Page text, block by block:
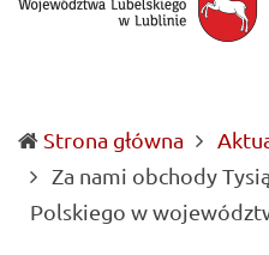
Strona główna
Za nami obchody
Polskiego w